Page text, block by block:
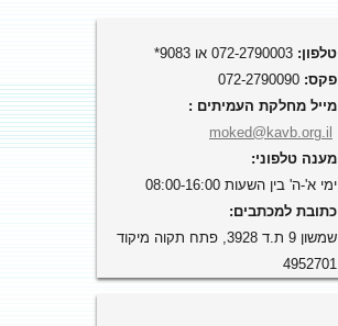
טלפון:
פקס:
מייל מחלקת העמיתים :
moked@kavb.org.il
מענה טלפוני:
ימי א'-ה' בין השעות 08:00-16:00
כתובת למכתבים:
שמשון 9 ת.ד 3928, פתח תקוה מיקוד
4952701